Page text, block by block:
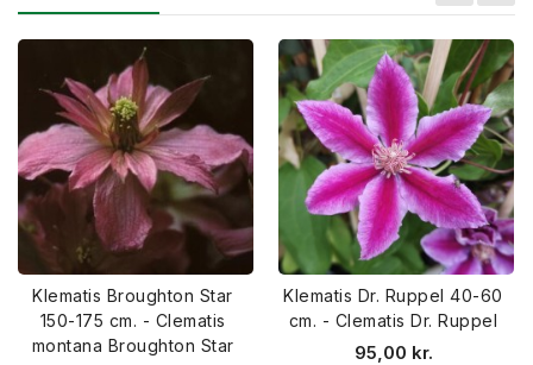
Klematis Broughton Star
150-175 cm. - Clematis
montana Broughton Star
Klematis Dr. Ruppel 40-60
cm. - Clematis Dr. Ruppel
95,00 kr.